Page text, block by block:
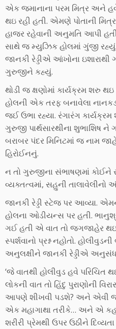
એક જમાનાના પરમ મિત્ર અને
થઇ રહી હતી. એમણે પોતાની
હાજર રહેવાની અનુમતિ આપી
સાથે જ મ્યુઝિક હોલમાં ગુંજી
જાનકી રેડ્ડીએ આંખોના ઇશારાથી
ગુરુજીને કહ્યું.
થોડી જ ક્ષણોમાં કાર્યક્રમ શરુ થઇ
હોલની એક તરફ બનાવેલા
જઈ ઉભા રહ્યા. રંગારંગ
ગુરુજી પાર્થસારથીના શુભાશિષ
બરાબર પંદર મિનિટમાં જ નામ
હિરોઈનનું.
ન તો ગુરુજીના સંભાષણમાં કોઈને
વ્યક્તત્વમાં, સહુની તાલાવેલીનો
જાનકી રેડ્ડી સ્ટેજ પર આવ્યા.
હોલના ઓડીયન્સ પર હતી.
ગઈ હતી એ વાત તો જગજાહેર
સ્પર્શવાનો પ્રશ્ન નહોતો.
અનુલક્ષીને જાનકી રેડ્ડીએ
‘જે વાતથી હોલીવુડ હવે
લોકની વાત તો હિંદુ પુરાણોની
આપણે શીખવી પડશે? અને એવી
એક મહાગાથા તરીકે… અને એ
શરીરી પ્રેમથી ઉપર ઉઠીને